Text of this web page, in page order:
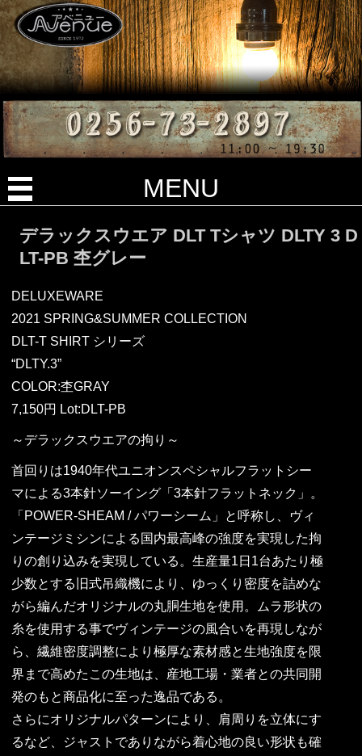
MENU
デラックスウエア DLT Tシャツ DLTY 3 D
LT-PB 杢グレー
DELUXEWARE
2021 SPRING&SUMMER COLLECTION
DLT-T SHIRT シリーズ
“DLTY.3”
COLOR:杢GRAY
7,150円 Lot:DLT-PB
～デラックスウエアの拘り～
首回りは1940年代ユニオンスペシャルフラットシー
マによる3本針ソーイング「3本針フラットネック」。
「POWER-SHEAM / パワーシーム」と呼称し、ヴィ
ンテージミシンによる国内最高峰の強度を実現した拘
りの創り込みを実現している。生産量1日1台あたり極
少数とする旧式吊織機により、ゆっくり密度を詰めな
がら編んだオリジナルの丸胴生地を使用。ムラ形状の
糸を使用する事でヴィンテージの風合いを再現しなが
ら、繊維密度調整により極厚な素材感と生地強度を限
界まで高めたこの生地は、産地工場・業者との共同開
発のもと商品化に至った逸品である。
さらにオリジナルパターンにより、肩周りを立体にす
るなど、ジャストでありながら着心地の良い形状も確